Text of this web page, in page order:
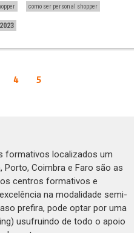
como ser personal shopper
4 5
formativos localizados um
Coimbra e Faro são as
centros formativos e
na modalidade semi-
prefira, pode optar por uma
usufruindo de todo o apoio